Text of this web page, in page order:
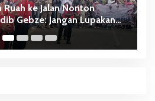
ke Jalan Nonton
Gebze: Jangan Lupakan